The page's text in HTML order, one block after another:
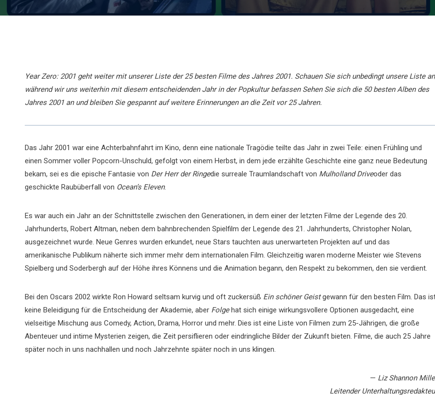
Year Zero: 2001 geht weiter mit unserer Liste der 25 besten Filme des Jahres 2001. Schauen Sie sich unbedingt unsere Liste
während wir uns weiterhin mit diesem entscheidenden Jahr in der Popkultur befassenSehen Sie sich die 50 besten Alben des
Jahres 2001 an und bleiben Sie gespannt auf weitere Erinnerungen an die Zeit vor 25 Jahren.
Das Jahr 2001 war eine Achterbahnfahrt im Kino, denn eine nationale Tragödie teilte das Jahr in zwei Teile: einen Frühling und
einen Sommer voller Popcorn-Unschuld, gefolgt von einem Herbst, in dem jede erzählte Geschichte eine ganz neue Bedeutung
bekam, sei es die epische Fantasie von Der Herr der Ringedie surreale Traumlandschaft von Mulholland Driveoder das
geschickte Raubüberfall von Ocean’s Eleven.
Es war auch ein Jahr an der Schnittstelle zwischen den Generationen, in dem einer der letzten Filme der Legende des 20.
Jahrhunderts, Robert Altman, neben dem bahnbrechenden Spielfilm der Legende des 21. Jahrhunderts, Christopher Nolan,
ausgezeichnet wurde. Neue Genres wurden erkundet, neue Stars tauchten aus unerwarteten Projekten auf und das
amerikanische Publikum näherte sich immer mehr dem internationalen Film. Gleichzeitig waren moderne Meister wie Stevens
Spielberg und Soderbergh auf der Höhe ihres Könnens und die Animation begann, den Respekt zu bekommen, den sie verdient.
Bei den Oscars 2002 wirkte Ron Howard seltsam kurvig und oft zuckersüß Ein schöner Geistgewann für den besten Film. Das
keine Beleidigung für die Entscheidung der Akademie, aber Folgehat sich einige wirkungsvollere Optionen ausgedacht, eine
vielseitige Mischung aus Comedy, Action, Drama, Horror und mehr. Dies ist eine Liste von Filmen zum 25-Jährigen, die große
Abenteuer und intime Mysterien zeigen, die Zeit persiflieren oder eindringliche Bilder der Zukunft bieten. Filme, die auch 25 Jahre
später noch in uns nachhallen und noch Jahrzehnte später noch in uns klingen.
— Liz Shannon
Leitender